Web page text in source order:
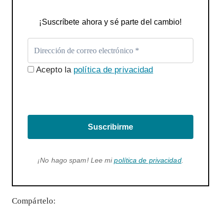
¡Suscríbete ahora y sé parte del cambio!
Acepto la política de privacidad
Suscribirme
¡No hago spam! Lee mipolítica de privacidad.
Compártelo: